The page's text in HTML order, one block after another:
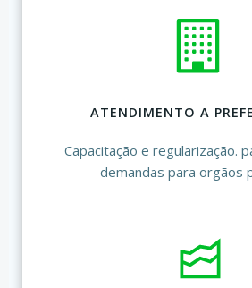
ATENDIMENTO A
Capacitação e regularização.
demandas para orgãos